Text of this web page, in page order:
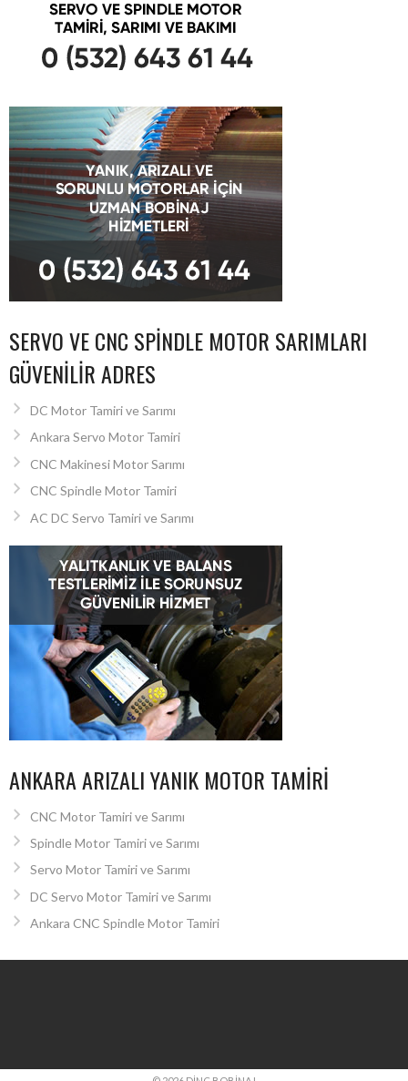
SERVO VE CNC SPINDLE MOTOR SARIMLARI
GÜVENILIR ADRES
DC Motor Tamiri ve Sarımı
Ankara Servo Motor Tamiri
CNC Makinesi Motor Sarımı
CNC Spindle Motor Tamiri
AC DC Servo Tamiri ve Sarımı
ANKARA ARIZALI YANIK MOTOR TAMIRI
CNC Motor Tamiri ve Sarımı
Spindle Motor Tamiri ve Sarımı
Servo Motor Tamiri ve Sarımı
DC Servo Motor Tamiri ve Sarımı
Ankara CNC Spindle Motor Tamiri